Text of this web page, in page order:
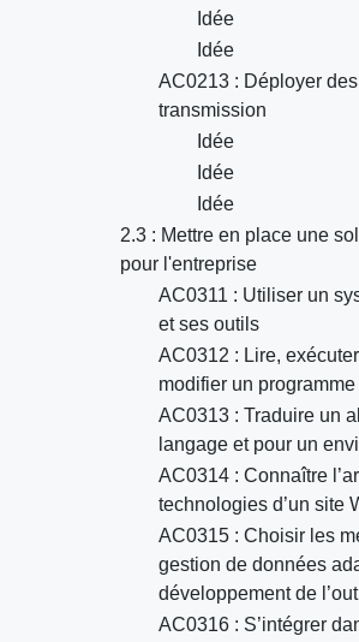
Idée
Idée
AC0213 : Déployer
transmission
Idée
Idée
Idée
2.3 : Mettre en place une
pour l'entreprise
AC0311 : Utiliser un
et ses outils
AC0312 : Lire,
modifier un programme
AC0313 : Traduire un
langage et pour un
AC0314 : Connaître
technologies d’un site
AC0315 : Choisir les
gestion de données
développement de
AC0316 : S’intégrer